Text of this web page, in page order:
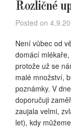
Rozličné
Posted on
Není vůbec od
domácí
protože už se
malé množství,
poznámky. V
doporučuji
zaujala velmi,
let), kdy